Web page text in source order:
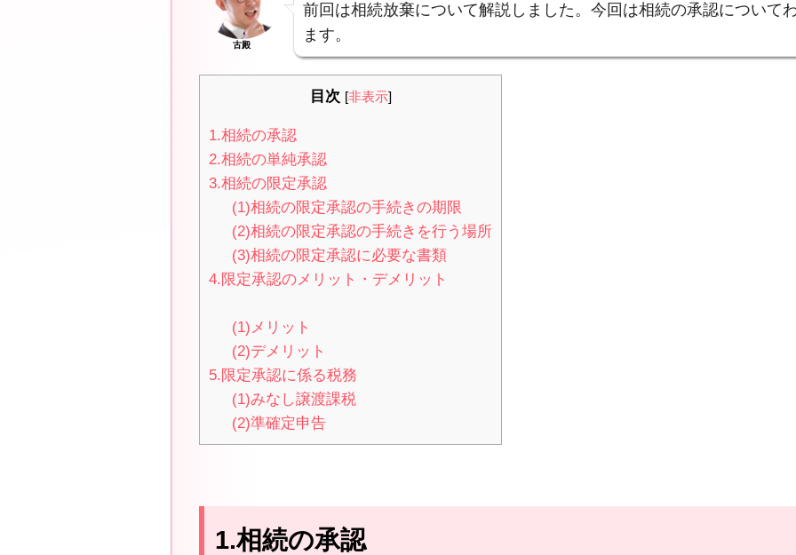
古殿
前回は相続放棄について解説しました。今回は相続の承認について
ます。
目次 [非表示]
1.相続の承認
2.相続の単純承認
3.相続の限定承認
(1)相続の限定承認の手続きの期限
(2)相続の限定承認の手続きを行う場所
(3)相続の限定承認に必要な書類
4.限定承認のメリット・デメリット
(1)メリット
(2)デメリット
5.限定承認に係る税務
(1)みなし譲渡課税
(2)準確定申告
1.相続の承認